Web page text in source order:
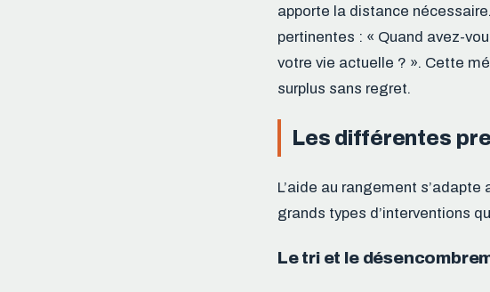
apporte la distance
pertinentes : « Quand avez-
votre vie actuelle ? ». Cette
surplus sans regret.
Les différentes
L’aide au rangement
grands types d’interventions
Le tri et le